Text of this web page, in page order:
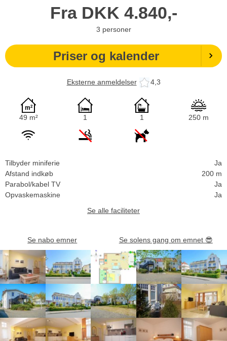
Fra DKK 4.840,-
3 personer
Priser og kalender
Eksterne anmeldelser 4,3
49 m² 1 1 250 m
Tilbyder miniferie
Ja
Afstand indkøb
200 m
Parabol/kabel TV
Ja
Opvaskemaskine
Ja
Se alle faciliteter
Se nabo emner Se solens gang om emnet 😎